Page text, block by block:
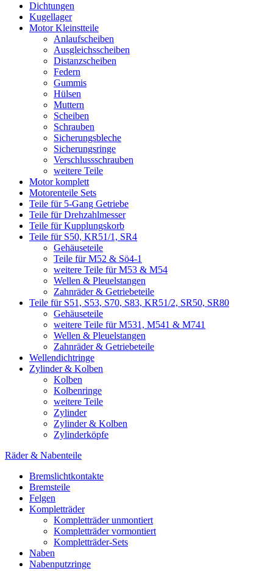
Dichtungen
Kugellager
Motor Kleinstteile
Anlaufscheiben
Ausgleichsscheiben
Distanzscheiben
Federn
Gummis
Hülsen
Muttern
Scheiben
Schrauben
Sicherungsbleche
Sicherungsringe
Verschlussschrauben
weitere Teile
Motor komplett
Motorenteile Sets
Teile für 5-Gang Getriebe
Teile für Drehzahlmesser
Teile für Kupplungskorb
Teile für S50, KR51/1, SR4
Gehäuseteile
Teile für M52 & Sö4-1
weitere Teile für M53 & M54
Wellen & Pleuelstangen
Zahnräder & Getriebeteile
Teile für S51, S53, S70, S83, KR51/2, SR50, SR80
Gehäuseteile
weitere Teile für M531, M541 & M741
Wellen & Pleuelstangen
Zahnräder & Getriebeteile
Wellendichtringe
Zylinder & Kolben
Kolben
Kolbenringe
weitere Teile
Zylinder
Zylinder & Kolben
Zylinderköpfe
Räder & Nabenteile
Bremslichtkontakte
Bremsteile
Felgen
Kompletträder
Kompletträder unmontiert
Kompletträder vormontiert
Kompletträder-Sets
Naben
Nabenputzringe